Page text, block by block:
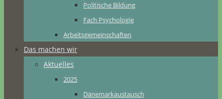
Politische Bildung
Fach Psychologie
Arbeitsgemeinschaften
Das machen wir
Aktuelles
2025
Dänemarkaustausch